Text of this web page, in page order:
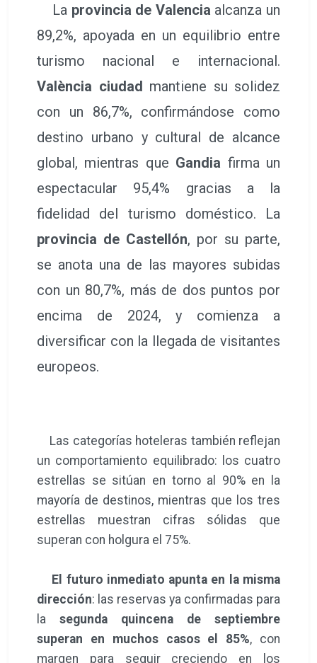
La provincia de Valencia alcanza un
89,2%, apoyada en un equilibrio entre
turismo nacional e internacional.
València ciudad mantiene su solidez
con un 86,7%, confirmándose como
destino urbano y cultural de alcance
global, mientras que Gandia firma un
espectacular 95,4% gracias a la
fidelidad del turismo doméstico. La
provincia de Castellón, por su parte,
se anota una de las mayores subidas
con un 80,7%, más de dos puntos por
encima de 2024, y comienza a
diversificar con la llegada de visitantes
europeos.
Las categorías hoteleras también reflejan
un comportamiento equilibrado: los cuatro
estrellas se sitúan en torno al 90% en la
mayoría de destinos, mientras que los tres
estrellas muestran cifras sólidas que
superan con holgura el 75%.
El futuro inmediato apunta en la misma
dirección: las reservas ya confirmadas para
la segunda quincena de septiembre
superan en muchos casos el 85%, con
margen para seguir creciendo en los